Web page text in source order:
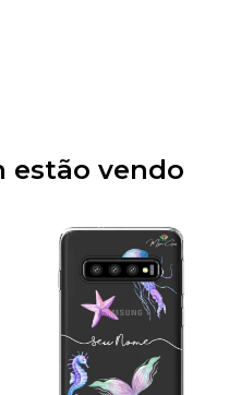
estão vendo